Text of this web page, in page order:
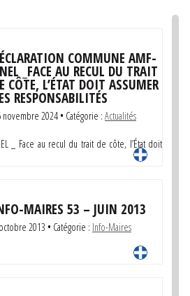
COMMUNE AMF-
_FACE AU RECUL DU TRAIT
CÔTE, L’ÉTAT DOIT ASSUMER
RESPONSABILITÉS
novembre 2024 • Catégorie : Actualités
_ Face au recul du trait de côte, l’État doit
MAIRES 53 – JUIN 2013
2013 • Catégorie : Info-Maires